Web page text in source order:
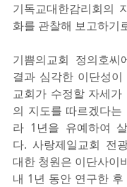
기독교대한감리회의
화를 관찰해 보고하기
기쁨의교회 정의호
결과 심각한 이단성
교회가 수정할 자세가
의 지도를 따르겠다
라 1년을 유예하여
다. 사랑제일교회 전
대한 청원은 이단사이
내 1년 동안 연구한